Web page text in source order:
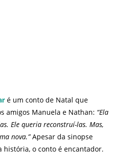
é um conto de Natal que
amigos Manuela e Nathan: “Ela
Ele queria reconstruí-las. Mas,
nova.”Apesar da sinopse
história, o conto é encantador.